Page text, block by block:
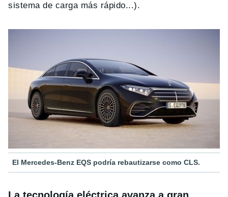
sistema de carga más rápido...).
El Mercedes-Benz EQS podría rebautizarse como CLS.